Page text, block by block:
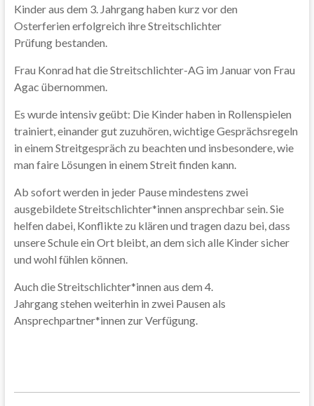
Kinder aus dem 3. Jahrgang haben kurz vor den
Osterferien erfolgreich ihre Streitschlichter
Prüfung bestanden.
Frau Konrad hat die Streitschlichter-AG im Januar von Frau
Agac übernommen.
Es wurde intensiv geübt: Die Kinder haben in Rollenspielen
trainiert, einander gut zuzuhören, wichtige Gesprächsregeln
in einem Streitgespräch zu beachten und insbesondere, wie
man faire Lösungen in einem Streit finden kann.
Ab sofort werden in jeder Pause mindestens zwei
ausgebildete Streitschlichter*innen ansprechbar sein. Sie
helfen dabei, Konflikte zu klären und tragen dazu bei, dass
unsere Schule ein Ort bleibt, an dem sich alle Kinder sicher
und wohl fühlen können.
Auch die Streitschlichter*innen aus dem 4.
Jahrgang stehen weiterhin in zwei Pausen als
Ansprechpartner*innen zur Verfügung.